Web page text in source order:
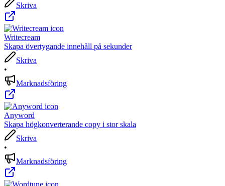
Skriva
Writecream
Skapa övertygande innehåll på sekunder
Skriva
•
Marknadsföring
Anyword
Skapa högkonverterande copy i stor skala
Skriva
•
Marknadsföring